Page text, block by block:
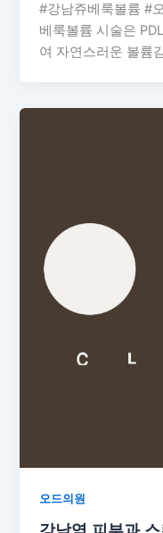
#강남쥬베룩볼륨 #
베룩볼륨 시술은
여 자연스러운 볼륨
오드의원